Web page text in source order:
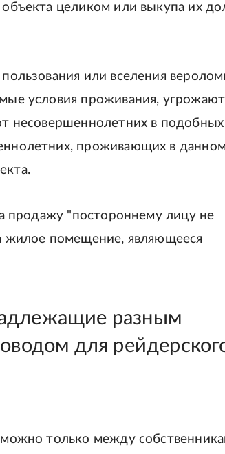
целиком или выкупа их
или вселения
условия проживания, угрожают
несовершеннолетних в подобных
проживающих в данном
продажу "постороннему лицу не
жилое помещение, являющееся
разным
для
только между